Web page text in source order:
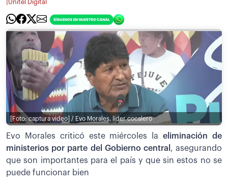
Unitel Digital
[Foto: captura video] / Evo Morales, líder cocalero
Evo Morales criticó este miércoles laeliminación de
ministerios por parte del Gobierno central , asegurando
que son importantes para el país y que sin estos no se
puede funcionar bien